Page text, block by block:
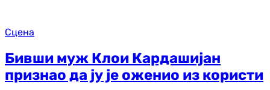
Сцена
Бивши муж Клои Кардашијан
признао да ју је оженио из користи